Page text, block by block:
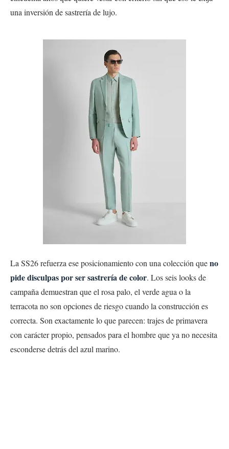
una inversión de sastrería de lujo.
La SS26 refuerza ese posicionamiento con una colección queno
pide disculpas por ser sastrería de color. Los seis looks de
campaña demuestran que el rosa palo, el verde agua o la
terracota no son opciones de riesgo cuando la construcción es
correcta. Son exactamente lo que parecen: trajes de primavera
con carácter propio, pensados para el hombre que ya no necesita
esconderse detrás del azul marino.